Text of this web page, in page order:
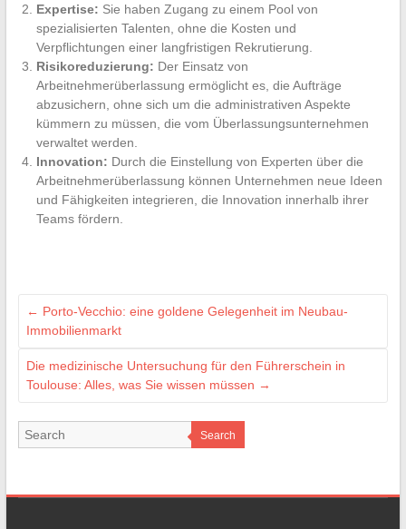
Expertise: Sie haben Zugang zu einem Pool von
spezialisierten Talenten, ohne die Kosten und
Verpflichtungen einer langfristigen Rekrutierung.
Risikoreduzierung: Der Einsatz von
Arbeitnehmerüberlassung ermöglicht es, die Aufträge
abzusichern, ohne sich um die administrativen Aspekte
kümmern zu müssen, die vom Überlassungsunternehmen
verwaltet werden.
Innovation: Durch die Einstellung von Experten über die
Arbeitnehmerüberlassung können Unternehmen neue Ideen
und Fähigkeiten integrieren, die Innovation innerhalb ihrer
Teams fördern.
← Porto-Vecchio: eine goldene Gelegenheit im Neubau-
Immobilienmarkt
Die medizinische Untersuchung für den Führerschein in
Toulouse: Alles, was Sie wissen müssen →
Search